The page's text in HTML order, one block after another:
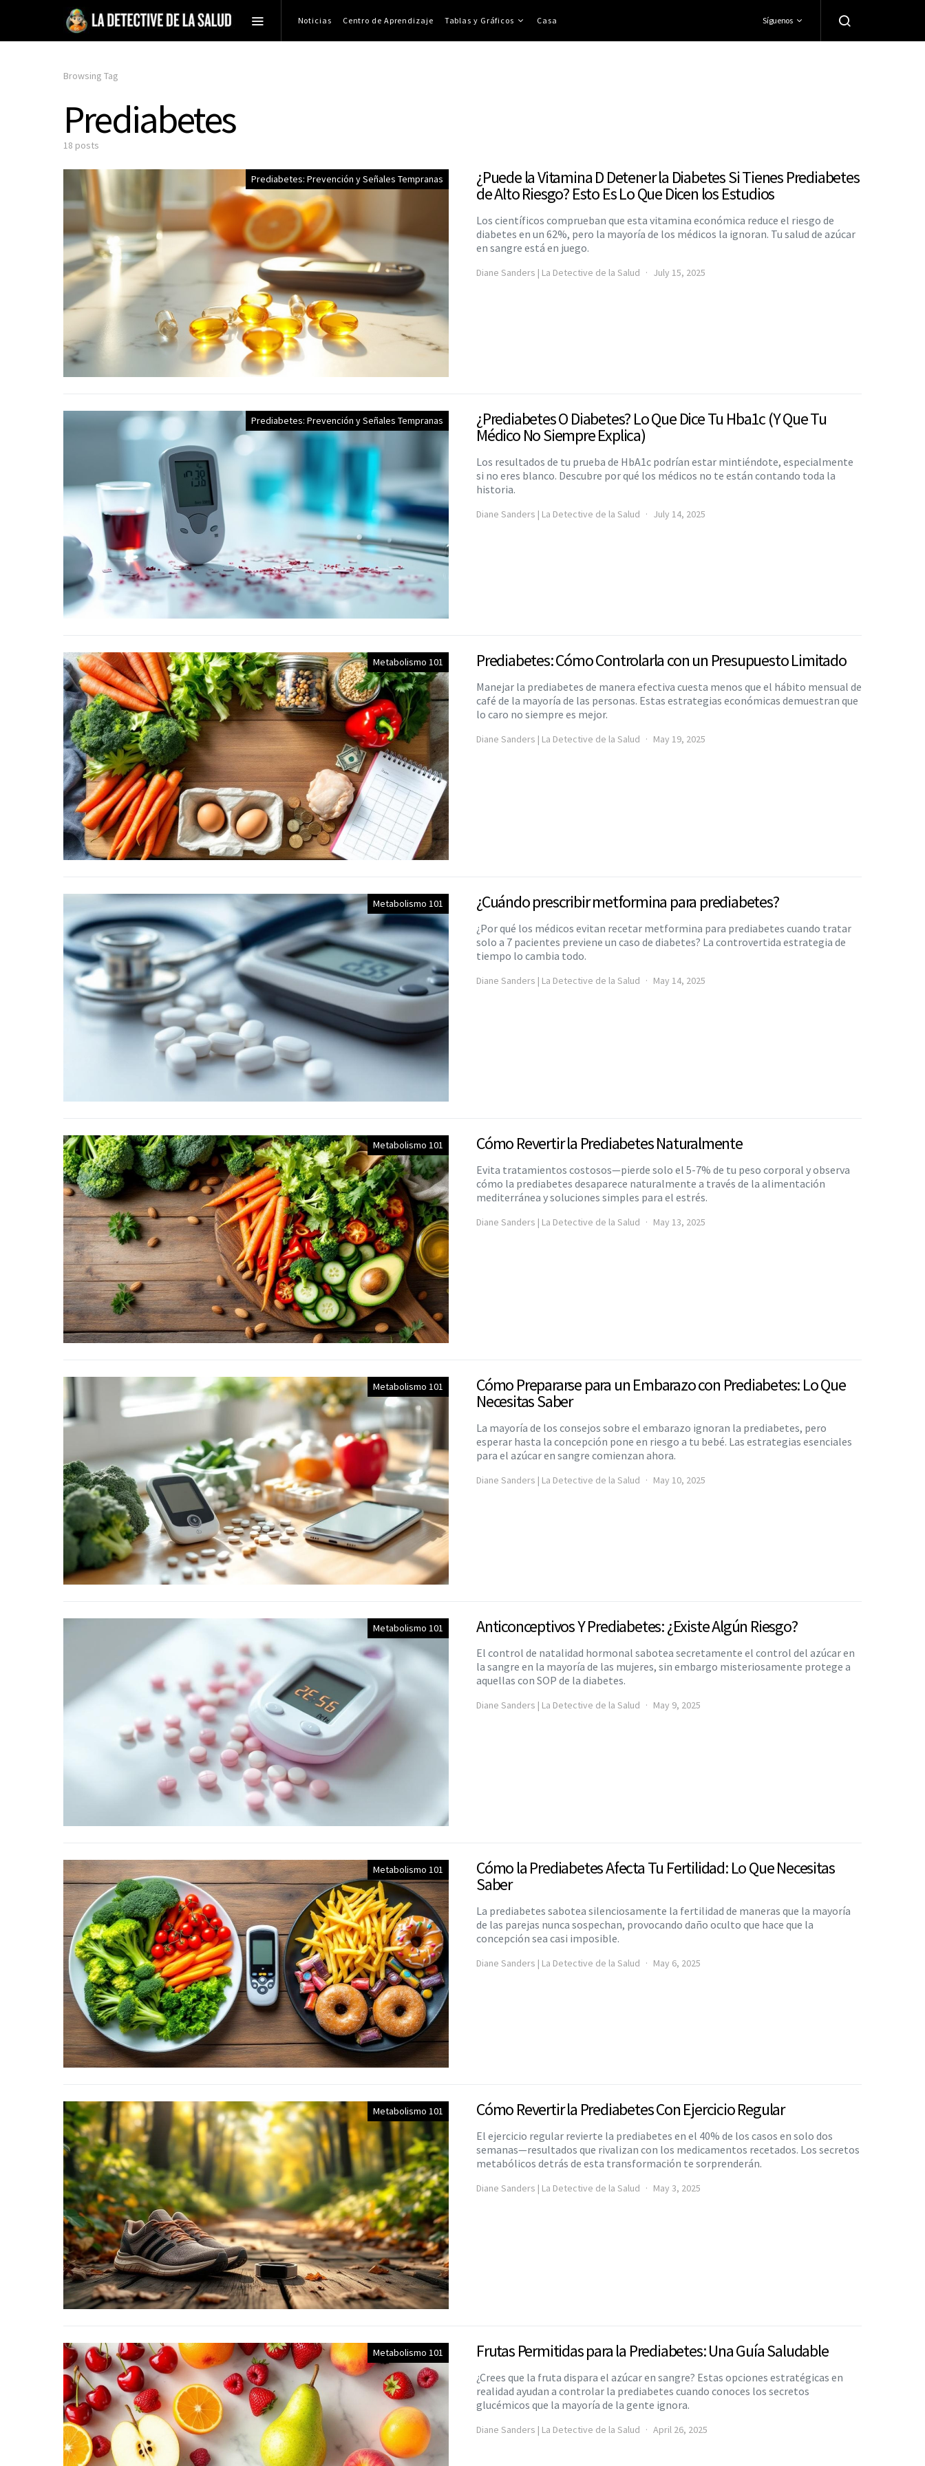
Noticias Centro de Aprendizaje Tablas y Gráficos Casa Síguenos
Browsing Tag
Prediabetes
18 posts
Prediabetes: Prevención y Señales Tempranas ¿Puede la Vitamina D Detener la Diabetes Si Tienes Prediabetes
de Alto Riesgo? Esto Es Lo Que Dicen los Estudios
Los científicos comprueban que esta vitamina económica reduce el riesgo de
diabetes en un 62%, pero la mayoría de los médicos la ignoran. Tu salud de azúcar
en sangre está en juego.
Diane Sanders | La Detective de la Salud July 15, 2025
Prediabetes: Prevención y Señales Tempranas ¿Prediabetes O Diabetes? Lo Que Dice Tu Hba1c (Y Que Tu
Médico No Siempre Explica)
Los resultados de tu prueba de HbA1c podrían estar mintiéndote, especialmente
si no eres blanco. Descubre por qué los médicos no te están contando toda la
historia.
Diane Sanders | La Detective de la Salud July 14, 2025
Metabolismo 101 Prediabetes: Cómo Controlarla con un Presupuesto Limitado
Manejar la prediabetes de manera efectiva cuesta menos que el hábito mensual de
café de la mayoría de las personas. Estas estrategias económicas demuestran que
lo caro no siempre es mejor.
Diane Sanders | La Detective de la Salud May 19, 2025
Metabolismo 101 ¿Cuándo prescribir metformina para prediabetes?
¿Por qué los médicos evitan recetar metformina para prediabetes cuando tratar
solo a 7 pacientes previene un caso de diabetes? La controvertida estrategia de
tiempo lo cambia todo.
Diane Sanders | La Detective de la Salud May 14, 2025
Metabolismo 101 Cómo Revertir la Prediabetes Naturalmente
Evita tratamientos costosos—pierde solo el 5-7% de tu peso corporal y observa
cómo la prediabetes desaparece naturalmente a través de la alimentación
mediterránea y soluciones simples para el estrés.
Diane Sanders | La Detective de la Salud May 13, 2025
Metabolismo 101 Cómo Prepararse para un Embarazo con Prediabetes: Lo Que
Necesitas Saber
La mayoría de los consejos sobre el embarazo ignoran la prediabetes, pero
esperar hasta la concepción pone en riesgo a tu bebé. Las estrategias esenciales
para el azúcar en sangre comienzan ahora.
Diane Sanders | La Detective de la Salud May 10, 2025
Metabolismo 101 Anticonceptivos Y Prediabetes: ¿Existe Algún Riesgo?
El control de natalidad hormonal sabotea secretamente el control del azúcar en
la sangre en la mayoría de las mujeres, sin embargo misteriosamente protege a
aquellas con SOP de la diabetes.
Diane Sanders | La Detective de la Salud May 9, 2025
Metabolismo 101 Cómo la Prediabetes Afecta Tu Fertilidad: Lo Que Necesitas
Saber
La prediabetes sabotea silenciosamente la fertilidad de maneras que la mayoría
de las parejas nunca sospechan, provocando daño oculto que hace que la
concepción sea casi imposible.
Diane Sanders | La Detective de la Salud May 6, 2025
Metabolismo 101 Cómo Revertir la Prediabetes Con Ejercicio Regular
El ejercicio regular revierte la prediabetes en el 40% de los casos en solo dos
semanas—resultados que rivalizan con los medicamentos recetados. Los secretos
metabólicos detrás de esta transformación te sorprenderán.
Diane Sanders | La Detective de la Salud May 3, 2025
Metabolismo 101 Frutas Permitidas para la Prediabetes: Una Guía Saludable
¿Crees que la fruta dispara el azúcar en sangre? Estas opciones estratégicas en
realidad ayudan a controlar la prediabetes cuando conoces los secretos
glucémicos que la mayoría de la gente ignora.
Diane Sanders | La Detective de la Salud April 26, 2025